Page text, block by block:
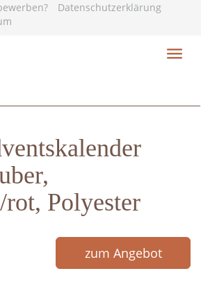
Datenschutzerklärung
Polyester
zum Angebot